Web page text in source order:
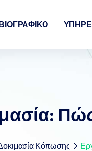
ΒΙΟΓΡΑΦΙΚΌ
Κόπωσης